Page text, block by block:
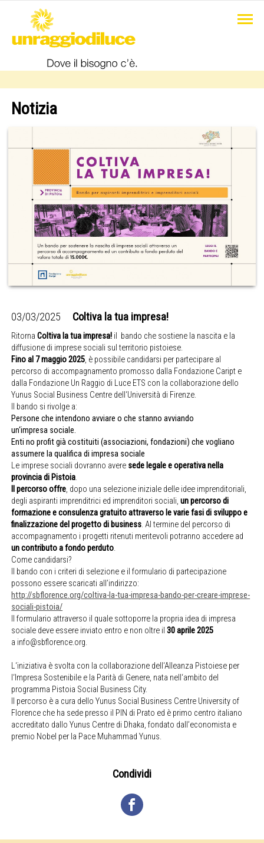
Notizia
03/03/2025 Coltiva la tua impresa!
RitornaColtiva la tua impresa! il bando che sostiene la nascita e la
diffusione di imprese sociali sul territorio pistoiese.
Fino al 7 maggio 2025, è possibile candidarsi per partecipare al
percorso di accompagnamento promosso dalla Fondazione Caript e
dalla Fondazione Un Raggio di Luce ETS con la collaborazione dello
Yunus Social Business Centre dell‘Università di Firenze.
Il bando si rivolge a:
Persone che intendono avviare o che stanno avviando
un‘impresa sociale.
Enti no profit già costituiti (associazioni, fondazioni) che vogliano
assumere la qualifica di impresa sociale
Le imprese sociali dovranno avere sede legale e operativa nella
provincia di Pistoia.
Il percorso offre, dopo una selezione iniziale delle idee imprenditoriali,
degli aspiranti imprenditrici ed imprenditori sociali,un percorso di
formazione e consulenza gratuito attraverso le varie fasi di sviluppo e
finalizzazione del progetto di business. Al termine del percorso di
accompagnamento i progetti ritenuti meritevoli potranno accedere ad
un contributo a fondo perduto.
Come candidarsi?
Il bando con i criteri di selezione e il formulario di partecipazione
possono essere scaricati all’indirizzo:
http://sbflorence.org/coltiva-la-tua-impresa-bando-per-creare-imprese-
sociali-pistoia/
Il formulario attraverso il quale sottoporre la propria idea di impresa
sociale deve essere inviato entro e non oltre il30 aprile 2025
a info@sbflorence.org.
L‘iniziativa è svolta con la collaborazione dell‘Alleanza Pistoiese per
l‘Impresa Sostenibile e la Parità di Genere, nata nell‘ambito del
programma Pistoia Social Business City.
Il percorso è a cura dello Yunus Social Business Centre University of
Florence che ha sede presso il PIN di Prato ed è primo centro italiano
accreditato dallo Yunus Centre di Dhaka, fondato dall’economista e
premio Nobel per la Pace Muhammad Yunus.
Condividi